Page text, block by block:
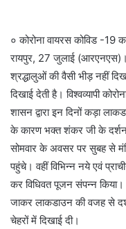
० कोरोना वायरस कोविड -19
रायपुर, 27 जुलाई (आरएनएस)।
श्रद्धालुओं की वैसी भीड़ नहीं
दिखाई देती है। विश्वव्यापी
शासन द्वारा इन दिनों कड़ा
के कारण भक्त शंकर जी के
सोमवार के अवसर पर सुबह से
पहुंचे। वहीं विभिन्न नये एवं
कर विधिवत पूजन संपन्न किया।
जाकर लाकडाउन की वजह से
चेहरों में दिखाई दी।